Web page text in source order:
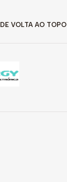
DE VOLTA AO TOPO